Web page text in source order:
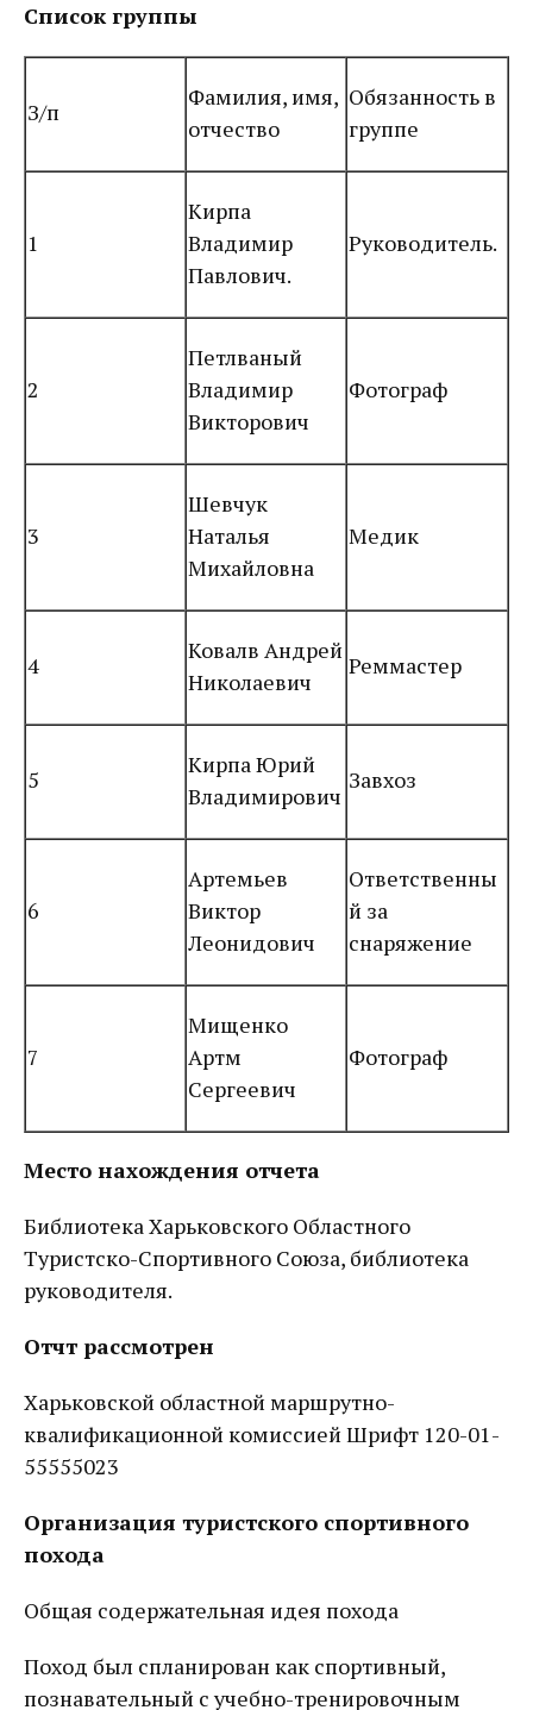
Список группы
З/п
Фамилия, имя,
отчество
Обязанность в
группе
1
Кирпа
Владимир
Павлович.
Руководитель.
2
Петлваный
Владимир
Викторович
Фотограф
3
Шевчук
Наталья
Михайловна
Медик
4
Ковалв Андрей
Николаевич
Реммастер
5
Кирпа Юрий
Владимирович
Завхоз
6
Артемьев
Виктор
Леонидович
Ответственны
й за
снаряжение
7
Мищенко
Артм
Сергеевич
Фотограф
Место нахождения отчета
Библиотека Харьковского Областного
Туристско-Спортивного Союза, библиотека
руководителя.
Отчт рассмотрен
Харьковской областной маршрутно-
квалификационной комиссией Шрифт 120-01-
55555023
Организация туристского спортивного
похода
Общая содержательная идея похода
Поход был спланирован как спортивный,
познавательный с учебно-тренировочным